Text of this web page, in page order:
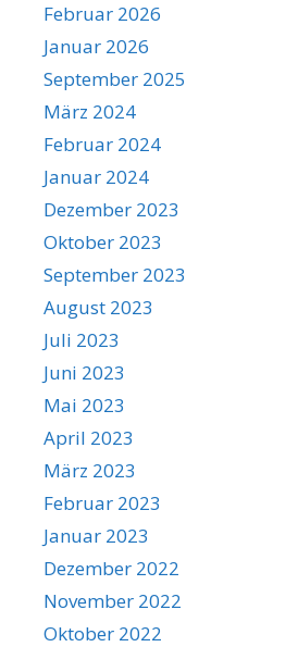
Februar 2026
Januar 2026
September 2025
März 2024
Februar 2024
Januar 2024
Dezember 2023
Oktober 2023
September 2023
August 2023
Juli 2023
Juni 2023
Mai 2023
April 2023
März 2023
Februar 2023
Januar 2023
Dezember 2022
November 2022
Oktober 2022